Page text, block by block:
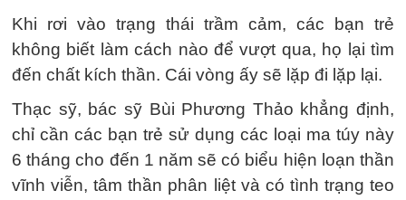
Khi rơi vào trạng thái trầm cảm, các bạn trẻ
không biết làm cách nào để vượt qua, họ lại tìm
đến chất kích thần. Cái vòng ấy sẽ lặp đi lặp lại.
Thạc sỹ, bác sỹ Bùi Phương Thảo khẳng định,
chỉ cần các bạn trẻ sử dụng các loại ma túy này
6 tháng cho đến 1 năm sẽ có biểu hiện loạn thần
vĩnh viễn, tâm thần phân liệt và có tình trạng teo